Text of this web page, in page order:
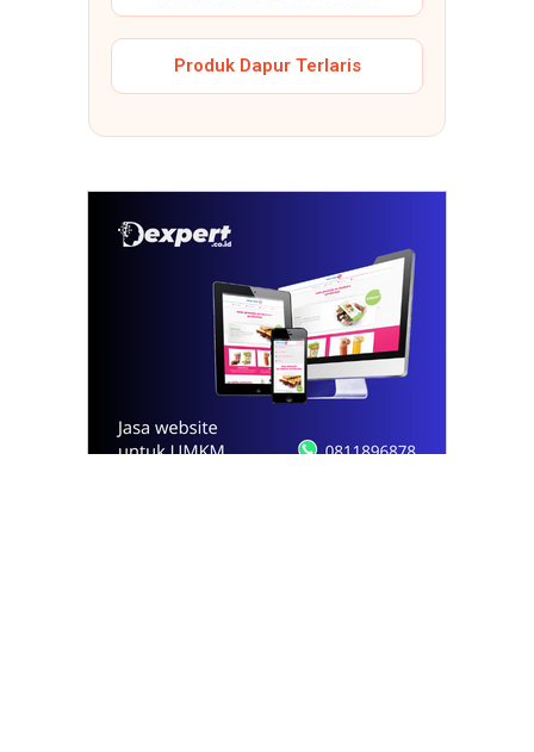
Produk Dapur Terlaris